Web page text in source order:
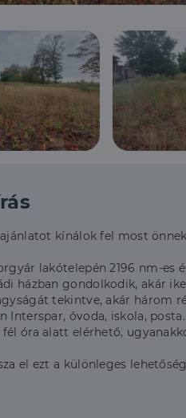
kínálok fel most
lakótelepén 2196 nm-es
házban gondolkodik, akár
tekintve, akár három
Interspar, óvoda, iskola, posta.
óra alatt elérhető,
el ezt a különleges